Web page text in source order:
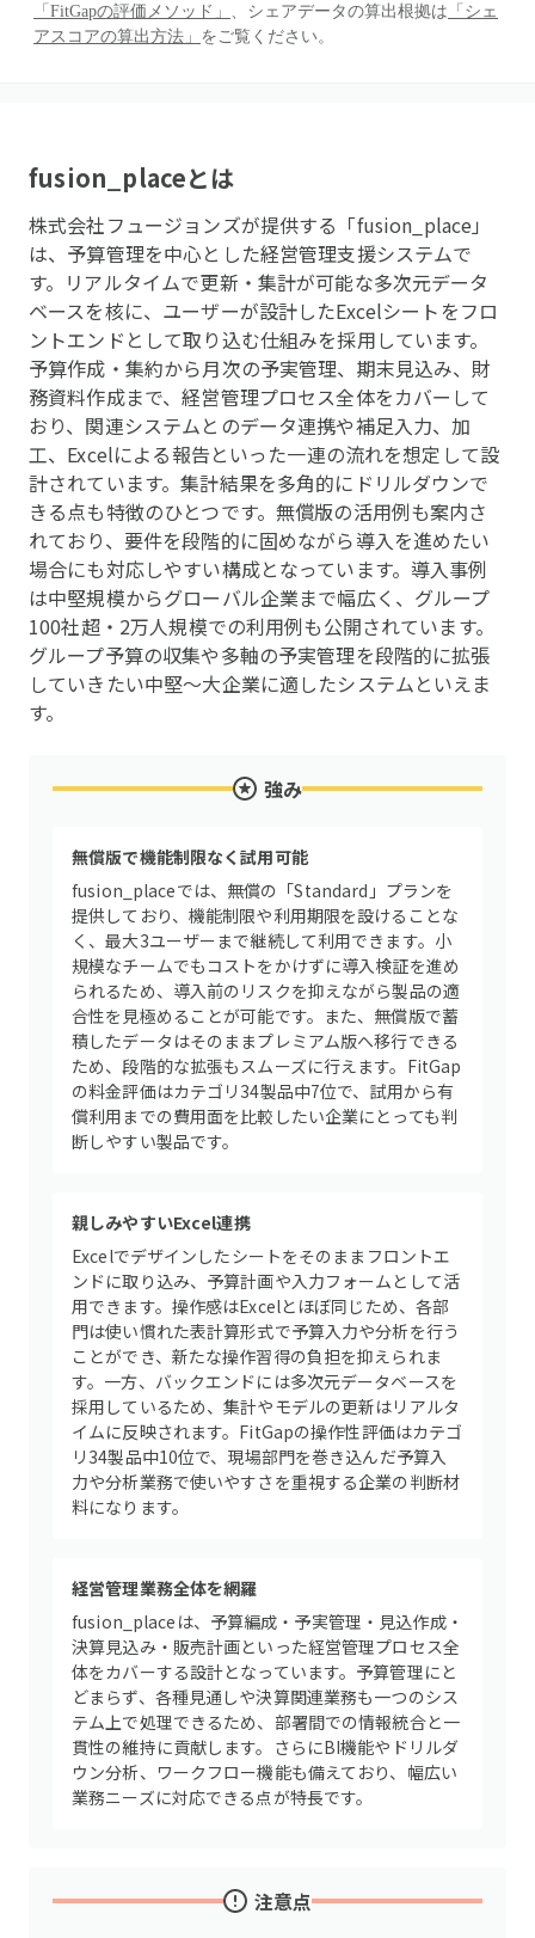
「FitGapの評価メソッド」 、シェアデータの算出根拠は 「シェ
アスコアの算出方法」 をご覧ください。
fusion_placeとは
株式会社フュージョンズが提供する「fusion_place」
は、予算管理を中心とした経営管理支援システムで
す。リアルタイムで更新・集計が可能な多次元データ
ベースを核に、ユーザーが設計したExcelシートをフロ
ントエンドとして取り込む仕組みを採用しています。
予算作成・集約から月次の予実管理、期末見込み、財
務資料作成まで、経営管理プロセス全体をカバーして
おり、関連システムとのデータ連携や補足入力、加
工、Excelによる報告といった一連の流れを想定して設
計されています。集計結果を多角的にドリルダウンで
きる点も特徴のひとつです。無償版の活用例も案内さ
れており、要件を段階的に固めながら導入を進めたい
場合にも対応しやすい構成となっています。導入事例
は中堅規模からグローバル企業まで幅広く、グループ
100社超・2万人規模での利用例も公開されています。
グループ予算の収集や多軸の予実管理を段階的に拡張
していきたい中堅〜大企業に適したシステムといえま
す。
強み
無償版で機能制限なく試用可能
fusion_placeでは、無償の「Standard」プランを
提供しており、機能制限や利用期限を設けることな
く、最大3ユーザーまで継続して利用できます。小
規模なチームでもコストをかけずに導入検証を進め
られるため、導入前のリスクを抑えながら製品の適
合性を見極めることが可能です。また、無償版で蓄
積したデータはそのままプレミアム版へ移行できる
ため、段階的な拡張もスムーズに行えます。FitGap
の料金評価はカテゴリ34製品中7位で、試用から有
償利用までの費用面を比較したい企業にとっても判
断しやすい製品です。
親しみやすいExcel連携
Excelでデザインしたシートをそのままフロントエ
ンドに取り込み、予算計画や入力フォームとして活
用できます。操作感はExcelとほぼ同じため、各部
門は使い慣れた表計算形式で予算入力や分析を行う
ことができ、新たな操作習得の負担を抑えられま
す。一方、バックエンドには多次元データベースを
採用しているため、集計やモデルの更新はリアルタ
イムに反映されます。FitGapの操作性評価はカテゴ
リ34製品中10位で、現場部門を巻き込んだ予算入
力や分析業務で使いやすさを重視する企業の判断材
料になります。
経営管理業務全体を網羅
fusion_placeは、予算編成・予実管理・見込作成・
決算見込み・販売計画といった経営管理プロセス全
体をカバーする設計となっています。予算管理にと
どまらず、各種見通しや決算関連業務も一つのシス
テム上で処理できるため、部署間での情報統合と一
貫性の維持に貢献します。さらにBI機能やドリルダ
ウン分析、ワークフロー機能も備えており、幅広い
業務ニーズに対応できる点が特長です。
注意点